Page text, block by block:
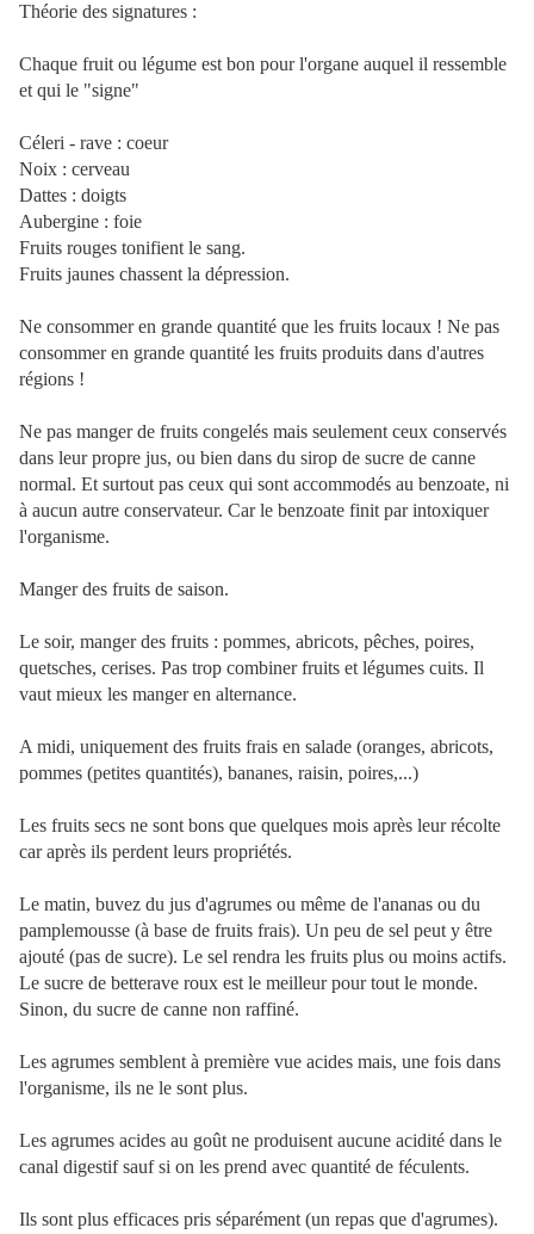
Théorie des signatures :
Chaque fruit ou légume est bon pour l'organe auquel il ressemble
et qui le "signe"
Céleri - rave : coeur
Noix : cerveau
Dattes : doigts
Aubergine : foie
Fruits rouges tonifient le sang.
Fruits jaunes chassent la dépression.
Ne consommer en grande quantité que les fruits locaux ! Ne pas
consommer en grande quantité les fruits produits dans d'autres
régions !
Ne pas manger de fruits congelés mais seulement ceux conservés
dans leur propre jus, ou bien dans du sirop de sucre de canne
normal. Et surtout pas ceux qui sont accommodés au benzoate, ni
à aucun autre conservateur. Car le benzoate finit par intoxiquer
l'organisme.
Manger des fruits de saison.
Le soir, manger des fruits : pommes, abricots, pêches, poires,
quetsches, cerises. Pas trop combiner fruits et légumes cuits. Il
vaut mieux les manger en alternance.
A midi, uniquement des fruits frais en salade (oranges, abricots,
pommes (petites quantités), bananes, raisin, poires,...)
Les fruits secs ne sont bons que quelques mois après leur récolte
car après ils perdent leurs propriétés.
Le matin, buvez du jus d'agrumes ou même de l'ananas ou du
pamplemousse (à base de fruits frais). Un peu de sel peut y être
ajouté (pas de sucre). Le sel rendra les fruits plus ou moins actifs.
Le sucre de betterave roux est le meilleur pour tout le monde.
Sinon, du sucre de canne non raffiné.
Les agrumes semblent à première vue acides mais, une fois dans
l'organisme, ils ne le sont plus.
Les agrumes acides au goût ne produisent aucune acidité dans le
canal digestif sauf si on les prend avec quantité de féculents.
Ils sont plus efficaces pris séparément (un repas que d'agrumes).